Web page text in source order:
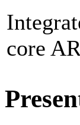
core